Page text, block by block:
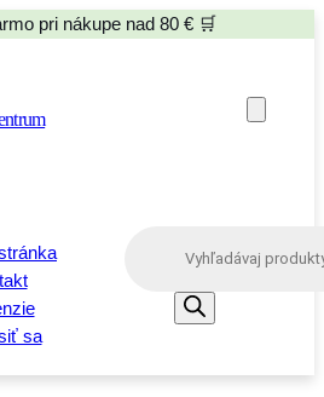
pri nákupe nad 80 € 🛒
sa
s